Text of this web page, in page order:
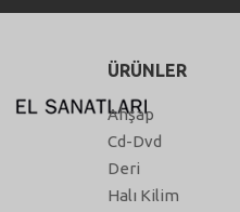
ÜRÜNLER
Ahşap
Cd-Dvd
Deri
Halı Kilim